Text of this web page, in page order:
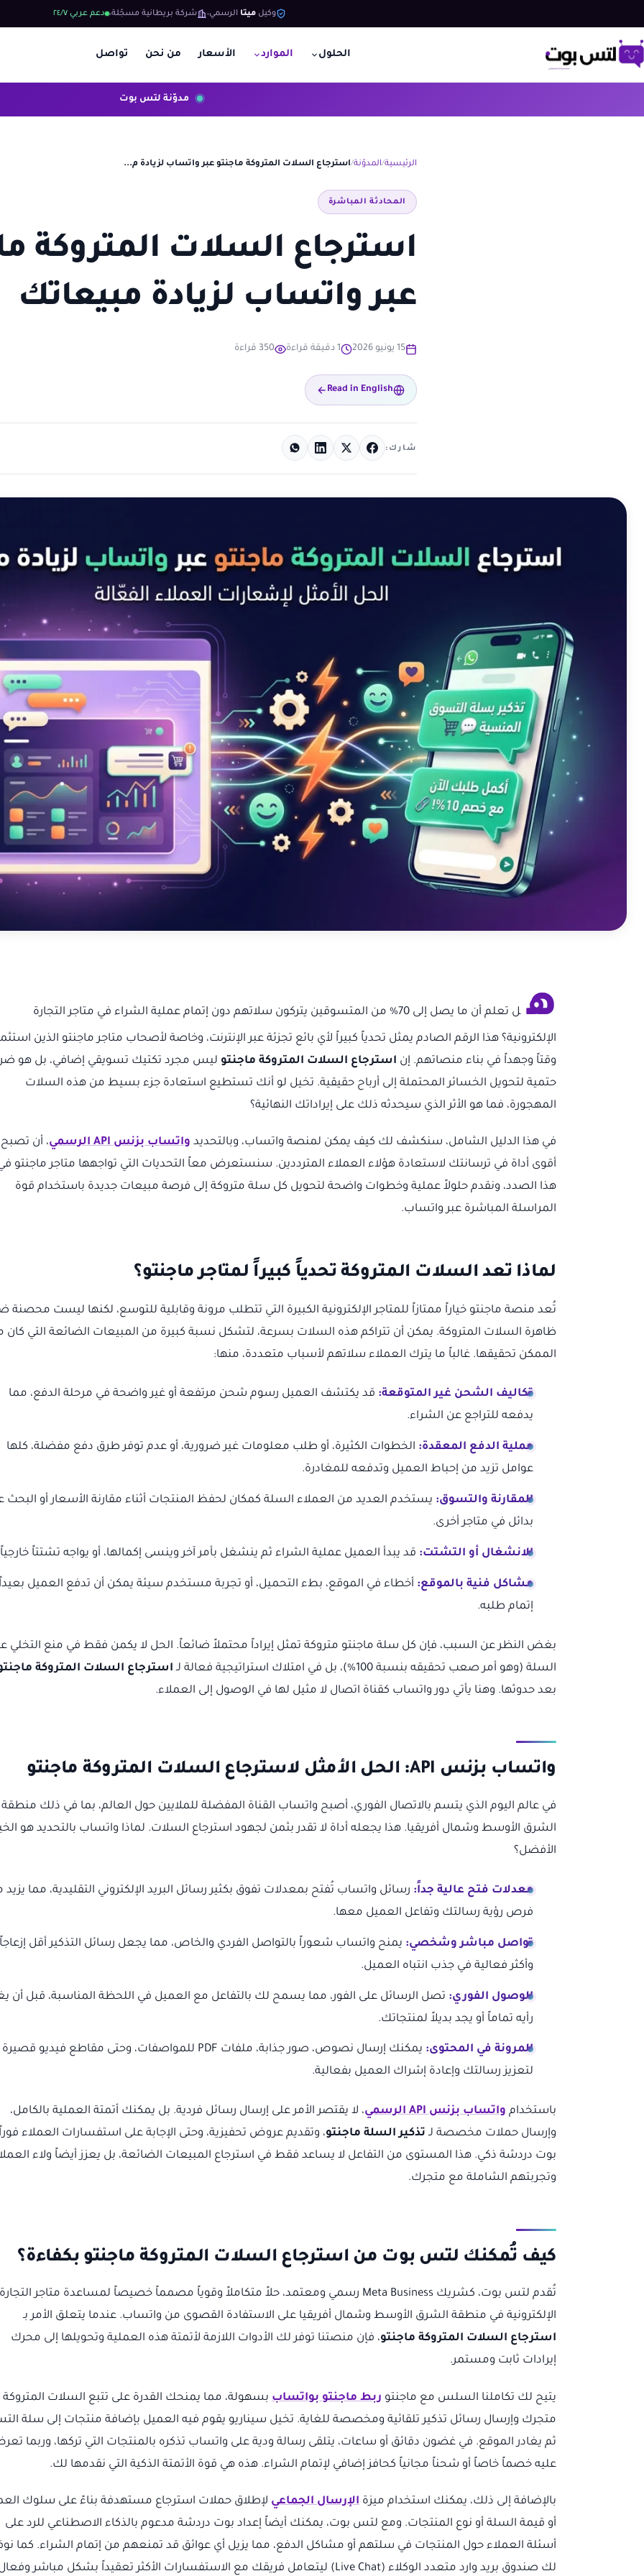
وكيل ميتا الرسمي شركة بريطانية مسجّلة دعم عربي ٢٤/٧
الحلول الموارد الأسعار من نحن تواصل
مدوّنة لتس بوت
الرئيسية المدوّنة استرجاع السلات المتروكة ماجنتو عبر واتساب لزيادة م...
المحادثة المباشرة
استرجاع السلات المتروكة
عبر واتساب لزيادة مبيعاتك
15 يونيو 2026 1 دقيقة قراءة 350 قراءة
Read in English
شارك:
ه ل تعلم أن ما يصل إلى 70% من المتسوقين يتركون سلاتهم دون إتمام عملية الشراء في متاجر التجارة
الإلكترونية؟ هذا الرقم الصادم يمثل تحدياً كبيراً لأي بائع تجزئة عبر الإنترنت، وخاصة لأصحاب متاجر ماجنتو الذين
وقتاً وجهداً في بناء منصاتهم. إن استرجاع السلات المتروكة ماجنتو ليس مجرد تكتيك تسويقي إضافي، بل هو
حتمية لتحويل الخسائر المحتملة إلى أرباح حقيقية. تخيل لو أنك تستطيع استعادة جزء بسيط من هذه السلات
المهجورة، فما هو الأثر الذي سيحدثه ذلك على إيراداتك النهائية؟
في هذا الدليل الشامل، سنكشف لك كيف يمكن لمنصة واتساب، وبالتحديد واتساب بزنس API الرسمي
، أن تصبح
أقوى أداة في ترسانتك لاستعادة هؤلاء العملاء المترددين. سنستعرض معاً التحديات التي تواجهها متاجر ماجنتو
هذا الصدد، ونقدم حلولاً عملية وخطوات واضحة لتحويل كل سلة متروكة إلى فرصة مبيعات جديدة باستخدام قوة
المراسلة المباشرة عبر واتساب.
لماذا تعد السلات المتروكة تحدياً كبيراً لمتاجر ماجنتو؟
تُعد منصة ماجنتو خياراً ممتازاً للمتاجر الإلكترونية الكبيرة التي تتطلب مرونة وقابلية للتوسع، لكنها ليست محصنة
ظاهرة السلات المتروكة. يمكن أن تتراكم هذه السلات بسرعة، لتشكل نسبة كبيرة من المبيعات الضائعة التي كان
الممكن تحقيقها. غالباً ما يترك العملاء سلاتهم لأسباب متعددة، منها:
تكاليف الشحن غير المتوقعة: قد يكتشف العميل رسوم شحن مرتفعة أو غير واضحة في مرحلة الدفع، مما
يدفعه للتراجع عن الشراء.
عملية الدفع المعقدة: الخطوات الكثيرة، أو طلب معلومات غير ضرورية، أو عدم توفر طرق دفع مفضلة، كلها
عوامل تزيد من إحباط العميل وتدفعه للمغادرة.
المقارنة والتسوق: يستخدم العديد من العملاء السلة كمكان لحفظ المنتجات أثناء مقارنة الأسعار أو البحث
بدائل في متاجر أخرى.
الانشغال أو التشتت: قد يبدأ العميل عملية الشراء ثم ينشغل بأمر آخر وينسى إكمالها، أو يواجه تشتتاً
مشاكل فنية بالموقع: أخطاء في الموقع، بطء التحميل، أو تجربة مستخدم سيئة يمكن أن تدفع العميل
إتمام طلبه.
بغض النظر عن السبب، فإن كل سلة ماجنتو متروكة تمثل إيراداً محتملاً ضائعاً. الحل لا يكمن فقط في منع التخلي
السلة (وهو أمر صعب تحقيقه بنسبة 100%)، بل في امتلاك استراتيجية فعالة لـ
استرجاع السلات المتروكة
بعد حدوثها. وهنا يأتي دور واتساب كقناة اتصال لا مثيل لها في الوصول إلى العملاء.
واتساب بزنس API: الحل الأمثل لاسترجاع السلات المتروكة ماجنتو
في عالم اليوم الذي يتسم بالاتصال الفوري، أصبح واتساب القناة المفضلة للملايين حول العالم، بما في ذلك منطقة
الشرق الأوسط وشمال أفريقيا. هذا يجعله أداة لا تقدر بثمن لجهود استرجاع السلات. لماذا واتساب بالتحديد هو
الأفضل؟
معدلات فتح عالية جداً: رسائل واتساب تُفتح بمعدلات تفوق بكثير رسائل البريد الإلكتروني التقليدية، مما يزيد
فرص رؤية رسالتك وتفاعل العميل معها.
تواصل مباشر وشخصي: يمنح واتساب شعوراً بالتواصل الفردي والخاص، مما يجعل رسائل التذكير أقل إزعاجاً
وأكثر فعالية في جذب انتباه العميل.
الوصول الفوري: تصل الرسائل على الفور، مما يسمح لك بالتفاعل مع العميل في اللحظة المناسبة، قبل أن
رأيه تماماً أو يجد بديلاً لمنتجاتك.
المرونة في المحتوى:
يمكنك إرسال نصوص، صور جذابة، ملفات PDF للمواصفات، وحتى مقاطع فيديو قصيرة
لتعزيز رسالتك وإعادة إشراك العميل بفعالية.
باستخدام واتساب بزنس API الرسمي
، لا يقتصر الأمر على إرسال رسائل فردية. بل يمكنك أتمتة العملية بالكامل،
وإرسال حملات مخصصة لـ تذكير السلة ماجنتو، وتقديم عروض تحفيزية، وحتى الإجابة على استفسارات العملاء
بوت دردشة ذكي. هذا المستوى من التفاعل لا يساعد فقط في استرجاع المبيعات الضائعة، بل يعزز أيضاً ولاء
وتجربتهم الشاملة مع متجرك.
كيف تُمكنك لتس بوت من استرجاع السلات المتروكة ماجنتو بكفاءة؟
تُقدم لتس بوت، كشريك Meta Business رسمي ومعتمد، حلاً متكاملاً وقوياً مصمماً خصيصاً لمساعدة متاجر التجارة
الإلكترونية في منطقة الشرق الأوسط وشمال أفريقيا على الاستفادة القصوى من واتساب. عندما يتعلق الأمر بـ
استرجاع السلات المتروكة ماجنتو، فإن منصتنا توفر لك الأدوات اللازمة لأتمتة هذه العملية وتحويلها إلى محرك
إيرادات ثابت ومستمر.
يتيح لك تكاملنا السلس مع ماجنتو ربط ماجنتو بواتساب بسهولة، مما يمنحك القدرة على تتبع السلات
متجرك وإرسال رسائل تذكير تلقائية ومخصصة للغاية. تخيل سيناريو يقوم فيه العميل بإضافة منتجات إلى سلة
ثم يغادر الموقع. في غضون دقائق أو ساعات، يتلقى رسالة ودية على واتساب تذكره بالمنتجات التي تركها، وربما
عليه خصماً خاصاً أو شحناً مجانياً كحافز إضافي لإتمام الشراء. هذه هي قوة الأتمتة الذكية التي نقدمها لك.
بالإضافة إلى ذلك، يمكنك استخدام ميزة الإرسال الجماعي لإطلاق حملات استرجاع مستهدفة بناءً على سلوك
أو قيمة السلة أو نوع المنتجات. ومع لتس بوت، يمكنك أيضاً إعداد بوت دردشة مدعوم بالذكاء الاصطناعي للرد على
أسئلة العملاء حول المنتجات في سلتهم أو مشاكل الدفع، مما يزيل أي عوائق قد تمنعهم من إتمام الشراء. كما
لك صندوق بريد وارد متعدد الوكلاء (Live Chat) ليتعامل فريقك مع الاستفسارات الأكثر تعقيداً بشكل مباشر وفعال.